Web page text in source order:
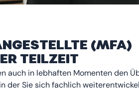
(MFA)
TEILZEIT
auch in lebhaften Momenten den
der Sie sich fachlich